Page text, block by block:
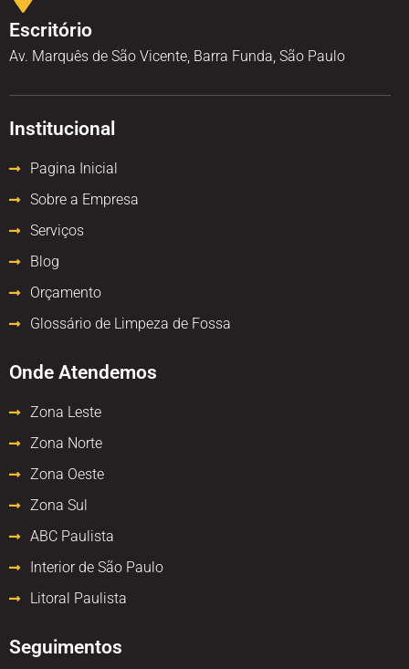
Escritório
Av. Marquês de São Vicente, Barra Funda, São Paulo
Institucional
Pagina Inicial
Sobre a Empresa
Serviços
Blog
Orçamento
Glossário de Limpeza de Fossa
Onde Atendemos
Zona Leste
Zona Norte
Zona Oeste
Zona Sul
ABC Paulista
Interior de São Paulo
Litoral Paulista
Seguimentos